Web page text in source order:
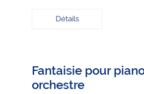
Détails
Fantaisie pour
orchestre